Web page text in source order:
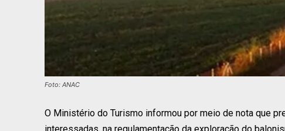
Foto: ANAC
O Ministério do Turismo informou por meio de nota que